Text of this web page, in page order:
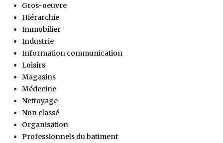
Gros-oeuvre
Hiérarchie
Immobilier
Industrie
Information communication
Loisirs
Magasins
Médecine
Nettoyage
Non classé
Organisation
Professionnels du batiment